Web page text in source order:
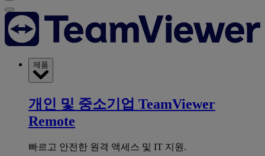
제품
개인 및 중소기업 TeamViewer
Remote
빠르고 안전한 원격 액세스 및 IT 지원.